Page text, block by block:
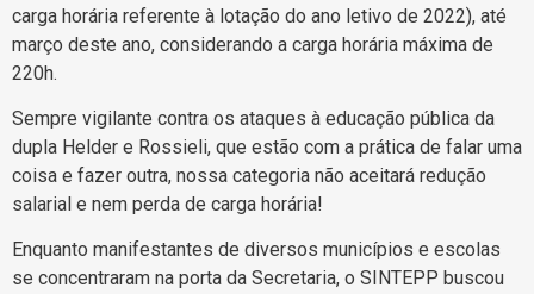
carga horária referente à lotação do ano letivo de 2022), até
março deste ano, considerando a carga horária máxima de
220h.
Sempre vigilante contra os ataques à educação pública da
dupla Helder e Rossieli, que estão com a prática de falar uma
coisa e fazer outra, nossa categoria não aceitará redução
salarial e nem perda de carga horária!
Enquanto manifestantes de diversos municípios e escolas
se concentraram na porta da Secretaria, o SINTEPP buscou